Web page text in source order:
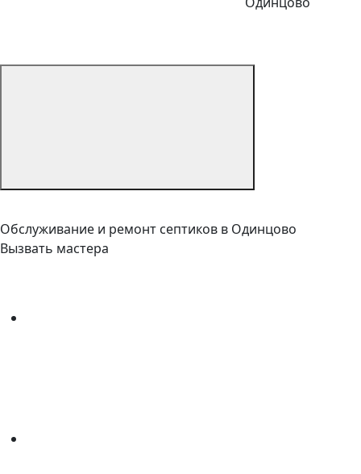
Обслуживание и ремонт септиков в Одинцово
Вызвать мастера